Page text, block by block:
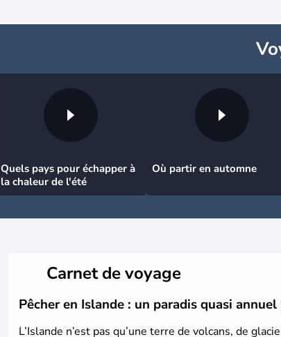
Quels pays pour échapper à
la chaleur de l'été
Où partir en automne
Carnet de voyage
Pêcher en Islande : un paradis quasi
L’Islande n’est pas qu’une terre de volcans, de